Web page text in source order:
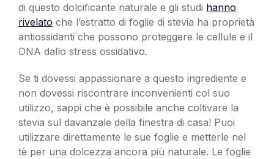
di questo dolcificante naturale e gli studi hanno
rivelato che l’estratto di foglie di stevia ha proprietà
antiossidanti che possono proteggere le cellule e il
DNA dallo stress ossidativo.
Se ti dovessi appassionare a questo ingrediente e
non dovessi riscontrare inconvenienti col suo
utilizzo, sappi che è possibile anche coltivare la
stevia sul davanzale della finestra di casa! Puoi
utilizzare direttamente le sue foglie e metterle nel
tè per una dolcezza ancora più naturale. Le foglie